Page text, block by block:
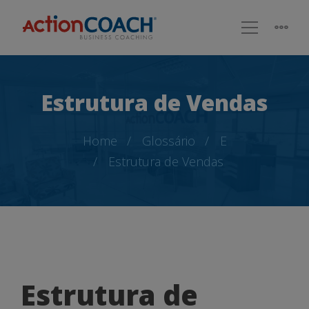
Estrutura de Vendas
Home Glossário
E
Estrutura de Vendas
Estrutura
Estrutura de